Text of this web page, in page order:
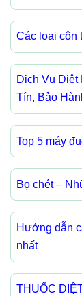
Các loại côn
Dịch Vụ
Tín, Bảo
Top 5 máy
Bọ chét –
Hướng dẫn
nhất
THUỐC